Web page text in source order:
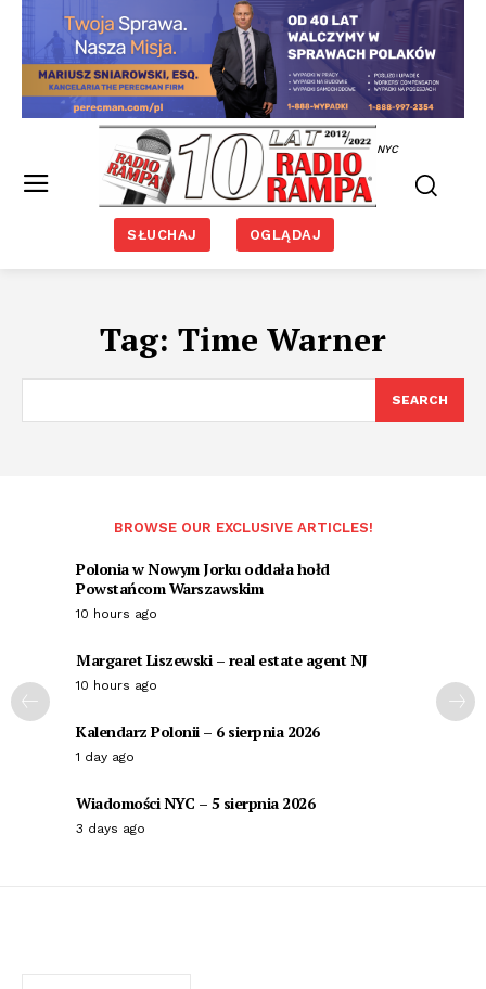
NYC
SŁUCHAJ OGLĄDAJ
Tag: Time Warner
SEARCH
BROWSE OUR EXCLUSIVE ARTICLES!
Polonia w Nowym Jorku oddała hołd
Powstańcom Warszawskim
10 hours ago
Margaret Liszewski – real estate agent NJ
10 hours ago
Kalendarz Polonii – 6 sierpnia 2026
1 day ago
Wiadomości NYC – 5 sierpnia 2026
3 days ago